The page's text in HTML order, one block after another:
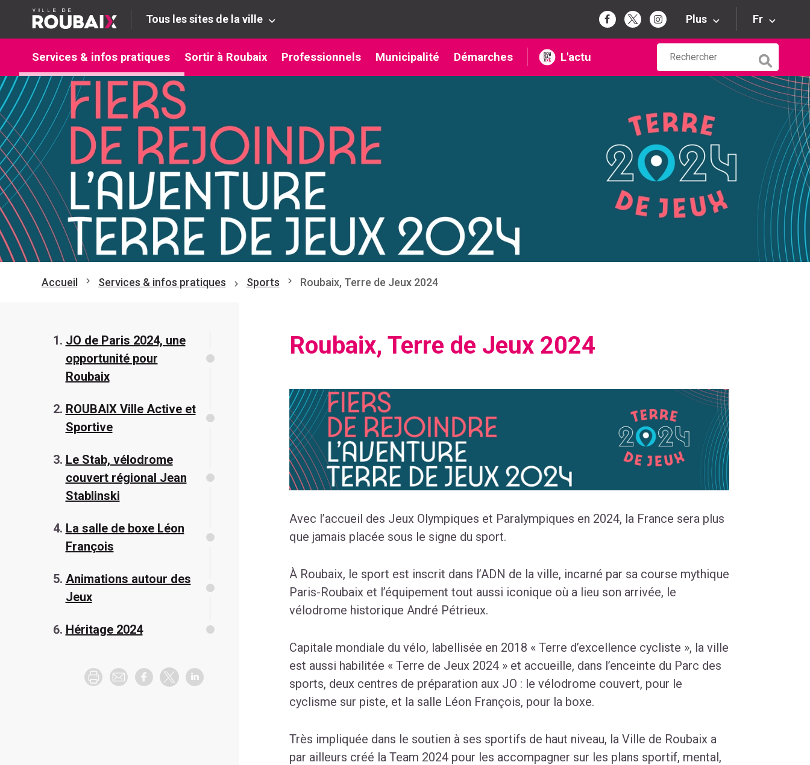
Tous les sites de la ville Plus Fr
Services & infos pratiques Sortir à Roubaix Professionnels Municipalité Démarches L'actu
Accueil Services & infos pratiques Sports Roubaix, Terre de Jeux 2024
JO de Paris 2024, une
opportunité pour
Roubaix
ROUBAIX Ville Active et
Sportive
Le Stab, vélodrome
couvert régional Jean
Stablinski
La salle de boxe Léon
François
Animations autour des
Jeux
Héritage 2024
Roubaix, Terre de Jeux 2024
Avec l’accueil des Jeux Olympiques et Paralympiques en 2024, la France sera plus
que jamais placée sous le signe du sport.
À Roubaix, le sport est inscrit dans l’ADN de la ville, incarné par sa course mythique
Paris-Roubaix et l’équipement tout aussi iconique où a lieu son arrivée, le
vélodrome historique André Pétrieux.
Capitale mondiale du vélo, labellisée en 2018 « Terre d’excellence cycliste », la ville
est aussi habilitée « Terre de Jeux 2024 » et accueille, dans l’enceinte du Parc des
sports, deux centres de préparation aux JO : le vélodrome couvert, pour le
cyclisme sur piste, et la salle Léon François, pour la boxe.
Très impliquée dans le soutien à ses sportifs de haut niveau, la Ville de Roubaix a
par ailleurs créé la Team 2024 pour les accompagner sur les plans sportif, mental,